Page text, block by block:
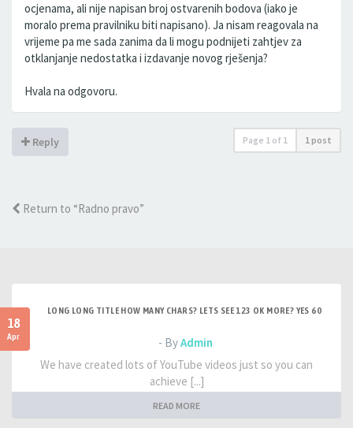
ocjenama, ali nije napisan broj ostvarenih bodova (iako je
moralo prema pravilniku biti napisano). Ja nisam reagovala na
vrijeme pa me sada zanima da li mogu podnijeti zahtjev za
otklanjanje nedostatka i izdavanje novog rješenja?
Hvala na odgovoru.
Reply Page 1 of 1 1 post
Return to “Radno pravo”
18
Apr
LONG LONG TITLE HOW MANY CHARS? LETS SEE 123 OK MORE? YES 60
- ByAdmin
We have created lots of YouTube videos just so you can
achieve [...]
READ MORE